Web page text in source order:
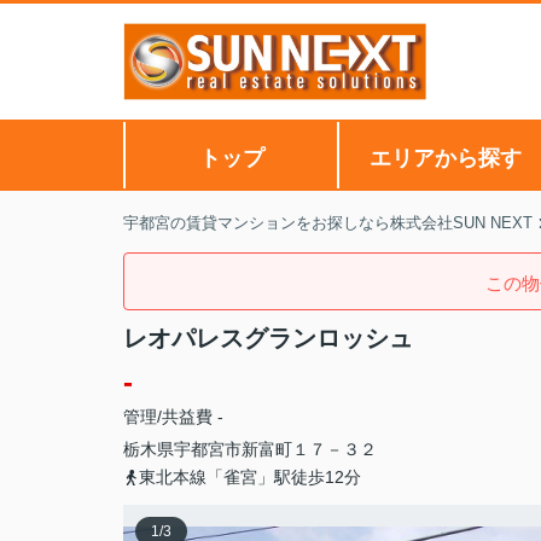
トップ エリアから探す
宇都宮の賃貸マンションをお探しなら株式会社SUN NEXT
この
レオパレスグランロッシュ
-
管理/共益費 -
栃木県宇都宮市新富町 １７－３２
東北本線「雀宮」駅徒歩12分
1/3